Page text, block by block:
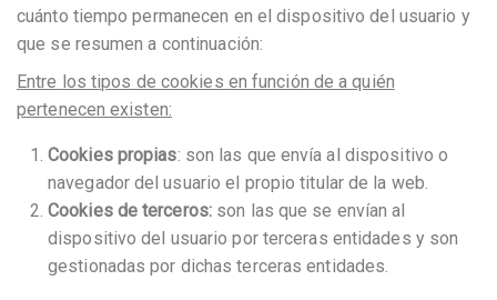
cuánto tiempo permanecen en el dispositivo del usuario y
que se resumen a continuación:
Entre los tipos de cookies en función de a quién
pertenecen existen:
Cookies propias: son las que envía al dispositivo o
navegador del usuario el propio titular de la web.
Cookies de terceros: son las que se envían al
dispositivo del usuario por terceras entidades y son
gestionadas por dichas terceras entidades.